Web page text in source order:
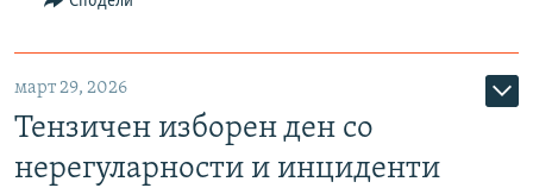
март 29, 2026
Тензичен изборен ден со
нерегуларности и инциденти